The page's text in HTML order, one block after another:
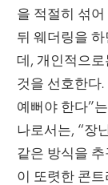
을 적절히 섞
뒤 웨더링을
데, 개인적으
것을 선호한다
예뻐야 한다”
나로서는, “장
같은 방식을
이 또렷한 콘